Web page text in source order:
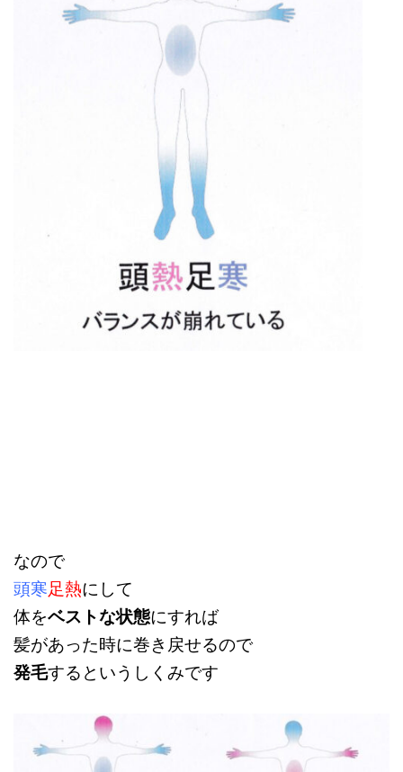
なので
頭寒足熱にして
体をベストな状態にすれば
髪があった時に巻き戻せるので
発毛するというしくみです